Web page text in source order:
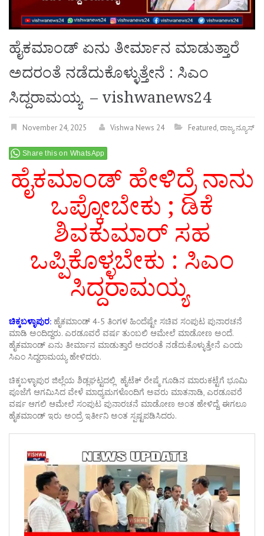
ಹೈಕಮಾಂಡ್ ಏನು ತೀರ್ಮಾನ ಮಾಡುತ್ತಾರೆ
ಅದರಂತೆ ನಡೆದುಕೊಳ್ಳುತ್ತೇನೆ : ಸಿಎಂ
ಸಿದ್ದರಾಮಯ್ಯ – vishwanews24
November 24, 2025 Vishwa News 24 Featured,ರಾಜ್ಯ ನ್ಯೂಸ್
Share this on WhatsApp
ಹೈಕಮಾಂಡ್ ಹೇಳಿದ್ರೆ ನಾನು
ಒಪ್ಕೋಬೇಕು ; ಡಿಕೆ
ಶಿವಕುಮಾರ್ ಸಹ
ಒಪ್ಪಿಕೊಳ್ಳಬೇಕು : ಸಿಎಂ
ಸಿದ್ದರಾಮಯ್ಯ
ಚಿಕ್ಕಬಳ್ಳಾಪುರ: ಹೈಕಮಾಂಡ್ 4-5 ತಿಂಗಳ ಹಿಂದೆಷ್ಟೇ ಸಚಿವ ಸಂಪುಟ ಪುನಾರಚನೆ
ಮಾಡಿ ಅಂದಿದ್ದರು. ಎರಡೂವರೆ ವರ್ಷ ತುಂಬಲಿ ಆಮೇಲೆ ಮಾಡೋಣ ಅಂದೆ.
ಹೈಕಮಾಂಡ್ ಏನು ತೀರ್ಮಾನ ಮಾಡುತ್ತಾರೆ ಅದರಂತೆ ನಡೆದುಕೊಳ್ಳುತ್ತೇನೆ ಎಂದು
ಸಿಎಂ ಸಿದ್ದರಾಮಯ್ಯ ಹೇಳಿದರು.
ಚಿಕ್ಕಬಳ್ಳಾಪುರ ಜಿಲ್ಲೆಯ ಶಿಡ್ಲಘಟ್ಟದಲ್ಲಿ ಹೈಟೆಕ್ ರೇಷ್ಮೆ ಗೂಡಿನ ಮಾರುಕಟ್ಟೆಗೆ ಭೂಮಿ
ಪೂಜೆಗೆ ಆಗಮಿಸಿದ ವೇಳೆ ಮಾಧ್ಯಮಗಳೊಂದಿಗೆ ಅವರು ಮಾತನಾಡಿ, ಎರಡೂವರೆ
ವರ್ಷ ಆಗಲಿ ಆಮೇಲೆ ಸಂಪುಟ ಪುನಾರಚನೆ ಮಾಡೋಣ ಅಂತ ಹೇಳಿದ್ದೆ. ಈಗಲೂ
ಹೈಕಮಾಂಡ್ ಇರು ಅಂದ್ರೆ ಇರ್ತೀನಿ ಅಂತ ಸ್ಪಷ್ಟಪಡಿಸಿದರು.